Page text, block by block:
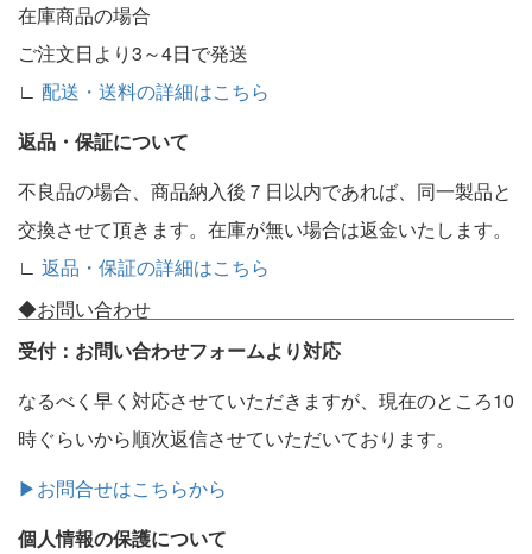
在庫商品の場合
ご注文日より3～4日で発送
∟ 配送・送料の詳細はこちら
返品・保証について
不良品の場合、商品納入後７日以内であれば、同一製品と
交換させて頂きます。在庫が無い場合は返金いたします。
∟ 返品・保証の詳細はこちら
◆お問い合わせ
受付：お問い合わせフォームより対応
なるべく早く対応させていただきますが、現在のところ10
時ぐらいから順次返信させていただいております。
▶お問合せはこちらから
個人情報の保護について